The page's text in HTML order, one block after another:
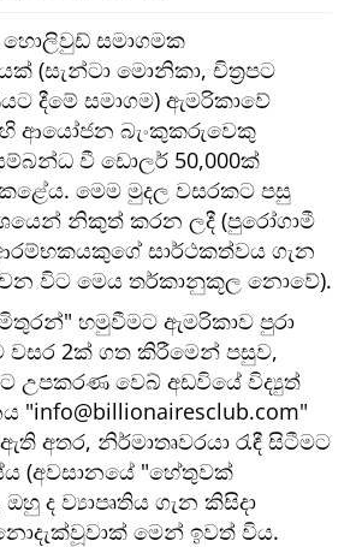
සමාගමක
(සැන්ටා මොනිකා, චිත්‍රපට
දීමේ සමාගම) ඇමරිකාවේ
ආයෝජන බැංකුකරුවෙකු
වී ඩොලර් 50,000ක්
මෙම මුදල වසරකට පසු
නිකුත් කරන ලදී (පුරෝගාමී
සාර්ථකත්වය ගැන
විට මෙය තර්කානුකූල නොවේ).
හමුවීමට ඇමරිකාව පුරා
2ක් ගත කිරීමෙන් පසුව,
උපකරණ වෙබ් අඩවියේ විද්‍යුත්
info@billionairesclub.com
අතර, නිර්මාතෘවරයා රැඳී සිටීමට
(අවසානයේ හේතුවක්
ඔහු ද ව්‍යාපෘතිය ගැන කිසිදා
මෙන් ඉවත් විය.